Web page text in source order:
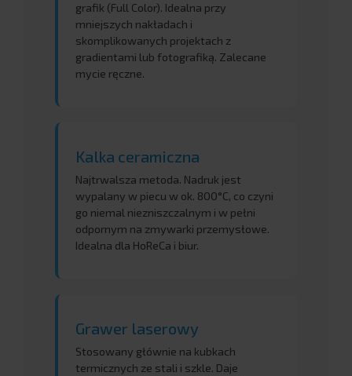
grafik (Full Color). Idealna przy
mniejszych nakładach i
skomplikowanych projektach z
gradientami lub fotografiką. Zalecane
mycie ręczne.
Kalka ceramiczna
Najtrwalsza metoda. Nadruk jest
wypalany w piecu w ok. 800°C, co czyni
go niemal niezniszczalnym i w pełni
odpornym na zmywarki przemysłowe.
Idealna dla HoReCa i biur.
Grawer laserowy
Stosowany głównie na kubkach
termicznych ze stali i szkle. Daje